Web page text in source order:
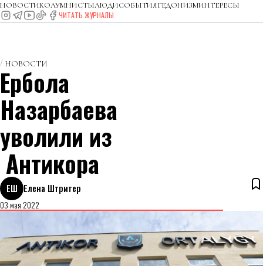
НОВОСТИКОЛУМНИСТЫЛЮДИСОБЫТИЯГЕДОНИЗМИНТЕРЕСЫ
ЧИТАТЬ ЖУРНАЛЫ
НОВОСТИ
Ербола
Назарбаева
уволили из
Антикора
ЕШ Елена Штритер
03 мая 2022